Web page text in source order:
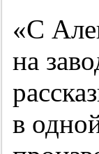
«С
на
в